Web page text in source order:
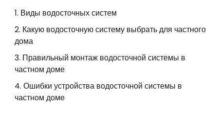
Виды водосточных систем
Какую водосточную систему выбрать для частного
дома
Правильный монтаж водосточной системы в
частном доме
Ошибки устройства водосточной системы в
частном доме